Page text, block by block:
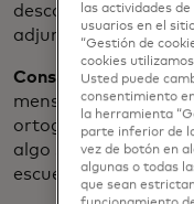
descargue enlaces
adjuntos dañinos o
Consejo profesional:
mensaje
ortográficos,
algo se siente mal,
escuela.
las actividades
usuarios en el
“Gestión de
cookies
Usted puede
consentimiento
la herramienta
parte inferior de
vez de botón en
algunas o todas
que sean